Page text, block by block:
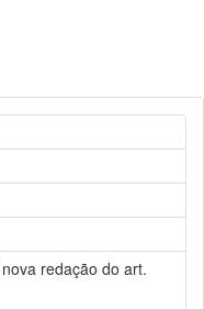
redação do art.